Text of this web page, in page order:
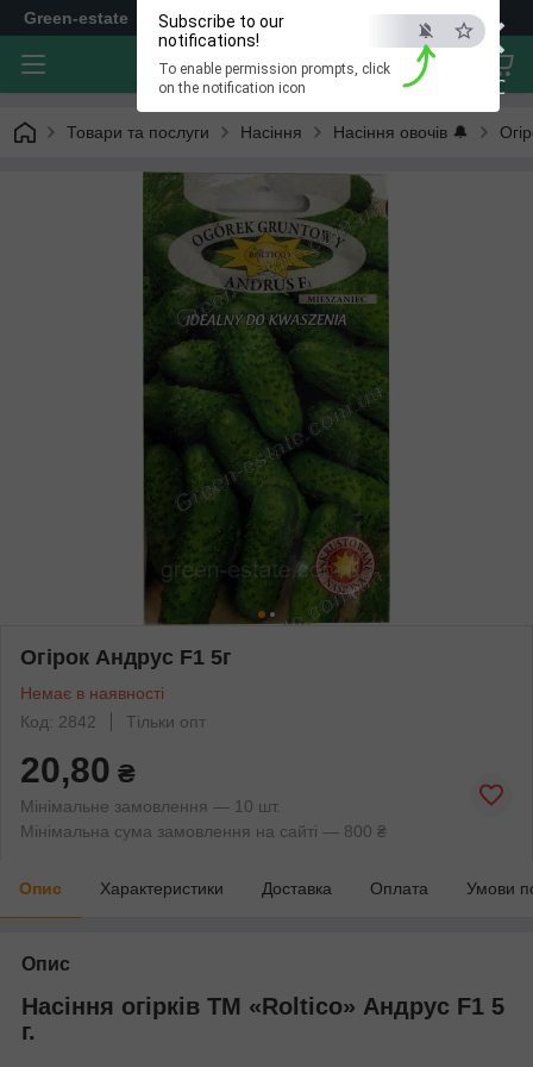
×
ESC
Subscribe to our
notifications!
To enable permission prompts, click
on the notification icon
Green-estate
Товари та послуги Насіння Насіння овочів 🔔
Огірок Андрус F1 5г
Немає в наявності
Код: 2842
Тільки опт
20,80 ₴
Мінімальне замовлення — 10 шт.
Мінімальна сума замовлення на сайті — 800 ₴
Опис Характеристики Доставка Оплата Умови
Опис
Насіння огірків TM «Roltico» Андрус F1 5
г.